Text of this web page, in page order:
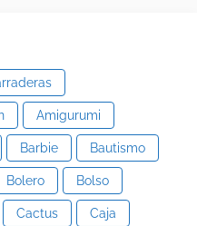
Amigurumi
Barbie Bautismo
Bolero Bolso
Cactus Caja